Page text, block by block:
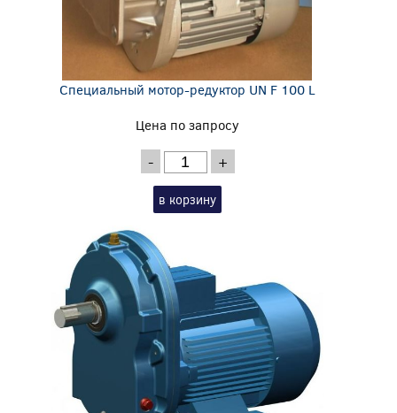
Специальный мотор-редуктор UN F 100 L
Цена по запросу
- +
в корзину